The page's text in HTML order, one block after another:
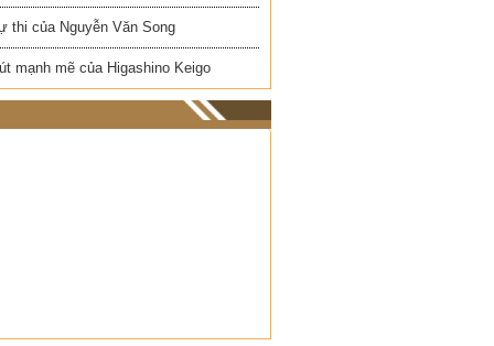
thi của Nguyễn Văn Song
mạnh mẽ của Higashino Keigo